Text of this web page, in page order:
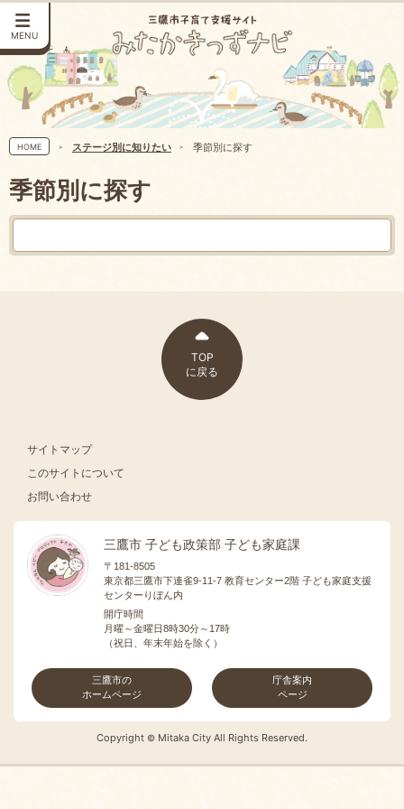
MENU
HOME ステージ別に知りたい 季節別に探す
季節別に探す
TOP
に戻る
サイトマップ
このサイトについて
お問い合わせ
三鷹市 子ども政策部 子ども家庭課
〒181-8505
東京都三鷹市下連雀9-11-7 教育センター2階 子ども家庭支援
センターりぼん内
開庁時間
月曜～金曜日8時30分～17時
（祝日、年末年始を除く）
三鷹市の
ホームページ
庁舎案内
ページ
Copyright © Mitaka City All Rights Reserved.